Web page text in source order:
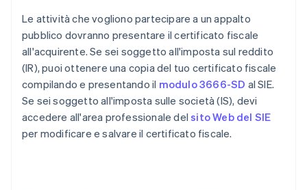
Le attività che vogliono partecipare a un appalto
pubblico dovranno presentare il certificato fiscale
all'acquirente. Se sei soggetto all'imposta sul reddito
(IR), puoi ottenere una copia del tuo certificato fiscale
compilando e presentando il modulo 3666-SD al SIE.
Se sei soggetto all'imposta sulle società (IS), devi
accedere all'area professionale delsito Web del SIE
per modificare e salvare il certificato fiscale.